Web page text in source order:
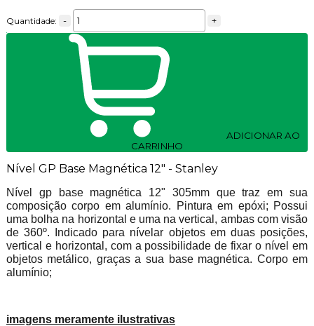
Quantidade: - +
CARRINHO
Nível GP Base Magnética 12" - Stanley
Nível gp base magnética 12" 305mm que traz em sua
composição corpo em alumínio.
Pintura em epóxi; Possui
uma bolha na horizontal e uma na vertical, ambas com visão
de 360º. Indicado para nívelar objetos em duas posições,
vertical e horizontal, com a possibilidade de fixar o nível em
objetos metálico, graças a sua base magnética. Corpo em
alumínio;
imagens meramente ilustrativas